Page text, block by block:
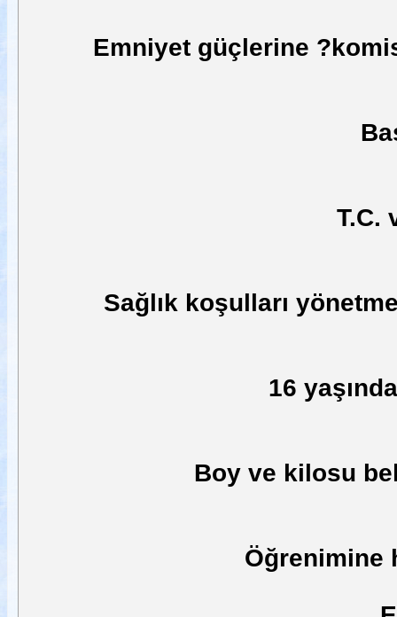
Emniyet güçlerine
T.C.
Sağlık koşulları
16
Boy ve kilosu
Öğrenimine